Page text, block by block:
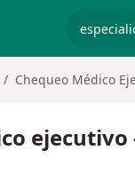
Chequeo Médico